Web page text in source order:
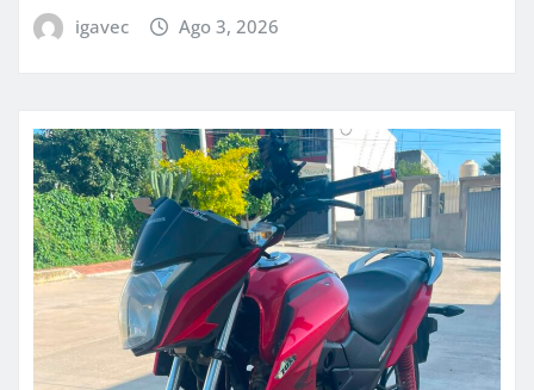
igavec Ago 3, 2026